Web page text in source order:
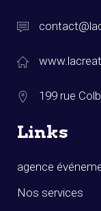
199 rue
Links
agence
Nos services